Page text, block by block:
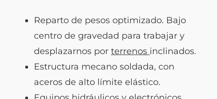
Reparto de pesos optimizado. Bajo
centro de gravedad para trabajar y
desplazarnos por terrenos inclinados.
Estructura mecano soldada, con
aceros de alto límite elástico.